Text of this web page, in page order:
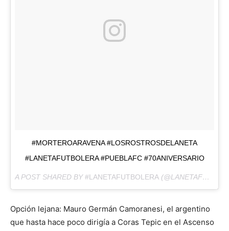
#MORTEROARAVENA #LOSROSTROSDELANETA
#LANETAFUTBOLERA #PUEBLAFC #70ANIVERSARIO
A POST SHARED BY#LANETAFUTBOLERA (@LANETAFUTBOLERA) ON
Opción lejana: Mauro Germán Camoranesi, el argentino
que hasta hace poco dirigía a Coras Tepic en el Ascenso